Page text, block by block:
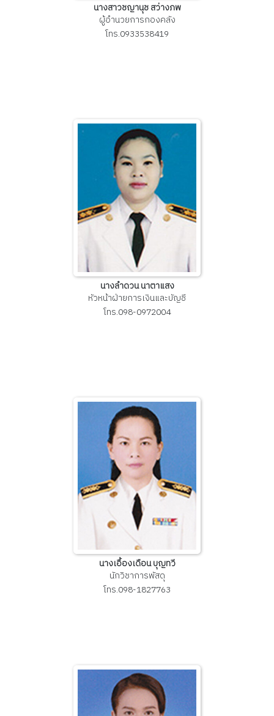
นางสาวชญานุช สว่างภพ
ผู้อำนวยการกองคลัง
โทร.0933538419
นางลำดวน นาตาแสง
หัวหน้าฝ่ายการเงินและบัญชี
โทร.098-0972004
นางเอื้องเดือน บุญทวี
นักวิชาการพัสดุ
โทร.098-1827763